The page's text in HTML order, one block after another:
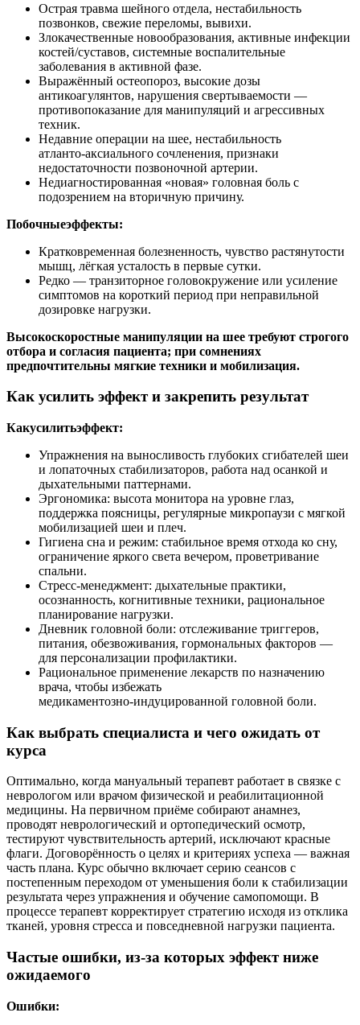
Острая травма шейного отдела, нестабильность
позвонков, свежие переломы, вывихи.
Злокачественные новообразования, активные инфекции
костей/суставов, системные воспалительные
заболевания в активной фазе.
Выражённый остеопороз, высокие дозы
антикоагулянтов, нарушения свертываемости —
противопоказание для манипуляций и агрессивных
техник.
Недавние операции на шее, нестабильность
атланто‑аксиального сочленения, признаки
недостаточности позвоночной артерии.
Недиагностированная «новая» головная боль с
подозрением на вторичную причину.
Побочныеэффекты:
Кратковременная болезненность, чувство растянутости
мышц, лёгкая усталость в первые сутки.
Редко — транзиторное головокружение или усиление
симптомов на короткий период при неправильной
дозировке нагрузки.
Высокоскоростные манипуляции на шее требуют строгого
отбора и согласия пациента; при сомнениях
предпочтительны мягкие техники и мобилизация.
Как усилить эффект и закрепить результат
Какусилитьэффект:
Упражнения на выносливость глубоких сгибателей шеи
и лопаточных стабилизаторов, работа над осанкой и
дыхательными паттернами.
Эргономика: высота монитора на уровне глаз,
поддержка поясницы, регулярные микропаузи с мягкой
мобилизацией шеи и плеч.
Гигиена сна и режим: стабильное время отхода ко сну,
ограничение яркого света вечером, проветривание
спальни.
Стресс‑менеджмент: дыхательные практики,
осознанность, когнитивные техники, рациональное
планирование нагрузки.
Дневник головной боли: отслеживание триггеров,
питания, обезвоживания, гормональных факторов —
для персонализации профилактики.
Рациональное применение лекарств по назначению
врача, чтобы избежать
медикаментозно‑индуцированной головной боли.
Как выбрать специалиста и чего ожидать от
курса
Оптимально, когда мануальный терапевт работает в связке с
неврологом или врачом физической и реабилитационной
медицины. На первичном приёме собирают анамнез,
проводят неврологический и ортопедический осмотр,
тестируют чувствительность артерий, исключают красные
флаги. Договорённость о целях и критериях успеха — важная
часть плана. Курс обычно включает серию сеансов с
постепенным переходом от уменьшения боли к стабилизации
результата через упражнения и обучение самопомощи. В
процессе терапевт корректирует стратегию исходя из отклика
тканей, уровня стресса и повседневной нагрузки пациента.
Частые ошибки, из‑за которых эффект ниже
ожидаемого
Ошибки: